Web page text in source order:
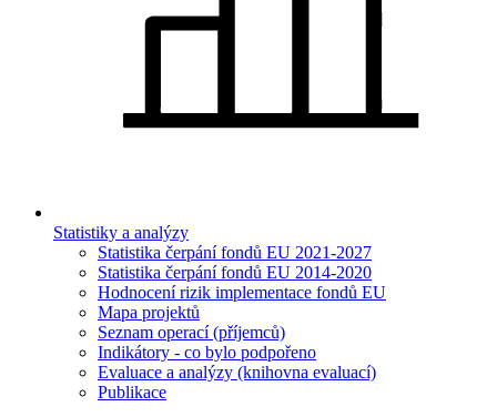
Statistiky a analýzy
Statistika čerpání fondů EU 2021-2027
Statistika čerpání fondů EU 2014-2020
Hodnocení rizik implementace fondů EU
Mapa projektů
Seznam operací (příjemců)
Indikátory - co bylo podpořeno
Evaluace a analýzy (knihovna evaluací)
Publikace